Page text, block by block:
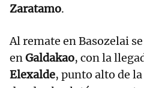
Zaratamo.
Al remate en Basozelai
enGaldakao, con la
Elexalde, punto alto de